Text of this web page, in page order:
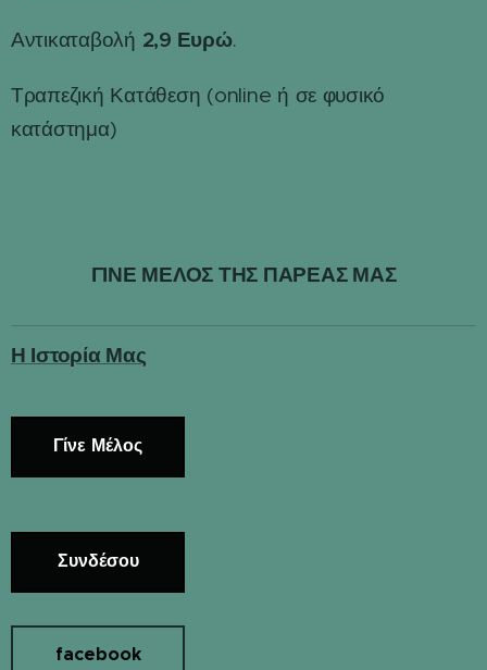
Αντικαταβολή 2,9 Ευρώ.
Τραπεζική Κατάθεση (online ή σε φυσικό
κατάστημα)
ΓΙΝΕ ΜΕΛΟΣ ΤΗΣ ΠΑΡΕΑΣ ΜΑΣ
Η Ιστορία Μας
Γίνε Μέλος
Συνδέσου
facebook